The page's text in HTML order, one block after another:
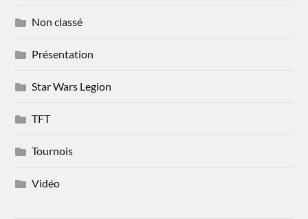
Non classé
Présentation
Star Wars Legion
TFT
Tournois
Vidéo